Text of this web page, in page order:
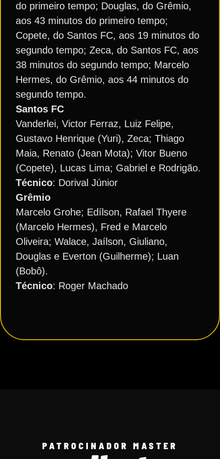
do primeiro tempo; Douglas, do Grêmio,
aos 43 minutos do primeiro tempo;
Copete, do Santos FC, aos 19 minutos do
segundo tempo; Zeca, do Santos FC, aos
38 minutos do segundo tempo; Marcelo
Hermes, do Grêmio, aos 44 minutos do
segundo tempo.
Santos FC
Vanderlei, Victor Ferraz, Luiz Felipe,
Gustavo Henrique (Yuri), Zeca; Thiago
Maia, Renato (Jean Mota); Vitor Bueno
(Copete), Lucas Lima; Gabriel e Rodrigão.
Técnico: Dorival Júnior
Grêmio
Marcelo Grohe; Edílson, Rafael Thyere
(Marcelo Hermes), Fred e Marcelo
Oliveira; Walace, Jaílson, Giuliano,
Douglas e Everton (Guilherme); Luan
(Bobô).
Técnico: Roger Machado
PATROCINADOR MASTER